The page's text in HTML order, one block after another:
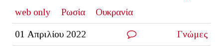
web only
Ρωσία Ουκρανία
01 Απριλίου 2022 Γνώμες